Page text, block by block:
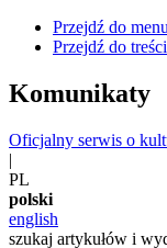
Przejdź do
Przejdź do treści
Komunikaty
Oficjalny serwis o
|
PL
polski
english
szukaj artykułów i